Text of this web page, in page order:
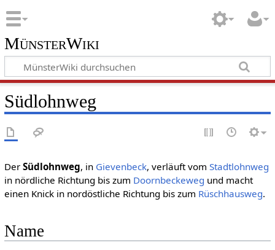
MünsterWiki
Südlohnweg
Der Südlohnweg, in Gievenbeck, verläuft vom Stadtlohnweg
in nördliche Richtung bis zum Doornbeckeweg und macht
einen Knick in nordöstliche Richtung bis zum Rüschhausweg.
Name